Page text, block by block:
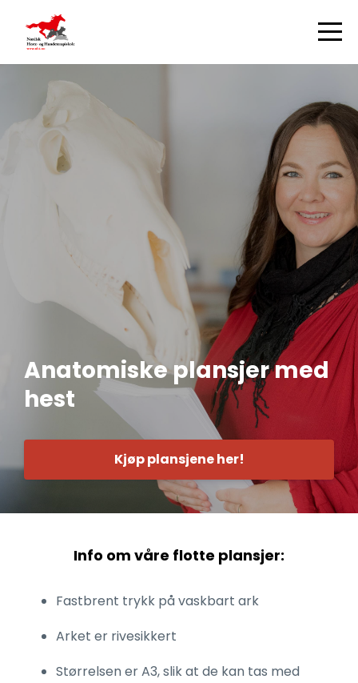
Anatomiske plansjer med
hest
Kjøp plansjene her!
Info om våre flotte plansjer:
Fastbrent trykk på vaskbart ark
Arket er rivesikkert
Størrelsen er A3, slik at de kan tas med